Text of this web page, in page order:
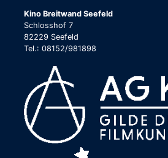
Kino Breitwand Seefeld
Schlosshof 7
82229 Seefeld
Tel.: 08152/981898